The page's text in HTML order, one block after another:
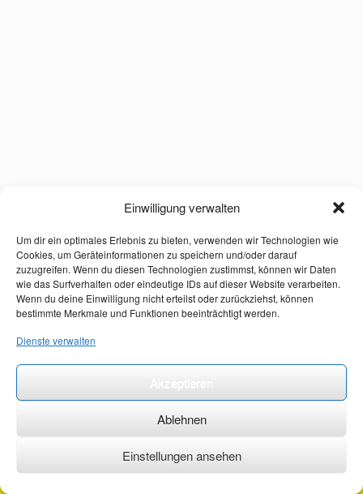
Einwilligung verwalten
Um dir ein optimales Erlebnis zu bieten, verwenden wir Technologien wie
Cookies, um Geräteinformationen zu speichern und/oder darauf
zuzugreifen. Wenn du diesen Technologien zustimmst, können wir Daten
wie das Surfverhalten oder eindeutige IDs auf dieser Website verarbeiten.
Wenn du deine Einwilligung nicht erteilst oder zurückziehst, können
bestimmte Merkmale und Funktionen beeinträchtigt werden.
Dienste verwalten
Ablehnen
Einstellungen ansehen
©2026 ·erstehilfekurs-mauch.de ·AGB ·Datenschutzerklärung ·Impressum ·